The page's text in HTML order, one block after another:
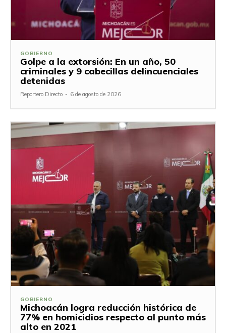
GOBIERNO
Golpe a la extorsión: En un año, 50
criminales y 9 cabecillas delincuenciales
detenidas
Reportero Directo - 6 de agosto de 2026
GOBIERNO
Michoacán logra reducción histórica de
77% en homicidios respecto al punto más
alto en 2021